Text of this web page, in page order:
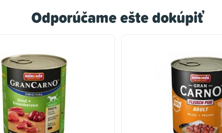
Odporúčame ešte dokúpiť